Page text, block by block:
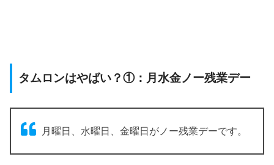
タムロンはやばい？①：月水金ノー残業デー
月曜日、水曜日、金曜日がノー残業デーです。